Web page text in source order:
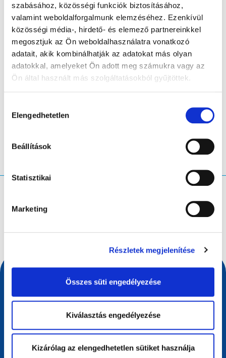
szabásához, közösségi funkciók biztosításához,
valamint weboldalforgalmunk elemzéséhez. Ezenkívül
közösségi média-, hirdető- és elemező partnereinkkel
megosztjuk az Ön weboldalhasználatra vonatkozó
adatait, akik kombinálhatják az adatokat más olyan
adatokkal, amelyeket Ön adott meg számukra vagy az
Ön által használt más szolgáltatásokból gyűjtöttek.
kiválasztása
Elengedhetetlen
Beállítások
Statisztikai
Marketing
Részletek megjelenítése
Összes süti engedélyezése
Kiválasztás engedélyezése
Kizárólag az elengedhetetlen sütiket használja
The new service concession contract shall have an
initial period of five years and may be extended once for
an additional period of maximum five years.
Please find the full document here
Keresési lekérdezés